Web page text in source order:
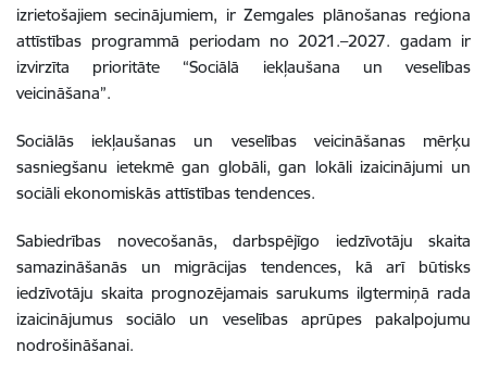
izrietošajiem secinājumiem, ir Zemgales plānošanas reģiona
attīstības programmā periodam no 2021.–2027. gadam ir
izvirzīta prioritāte “Sociālā iekļaušana un veselības
veicināšana”.
Sociālās iekļaušanas un veselības veicināšanas mērķu
sasniegšanu ietekmē gan globāli, gan lokāli izaicinājumi un
sociāli ekonomiskās attīstības tendences.
Sabiedrības novecošanās, darbspējīgo iedzīvotāju skaita
samazināšanās un migrācijas tendences, kā arī būtisks
iedzīvotāju skaita prognozējamais sarukums ilgtermiņā rada
izaicinājumus sociālo un veselības aprūpes pakalpojumu
nodrošināšanai.